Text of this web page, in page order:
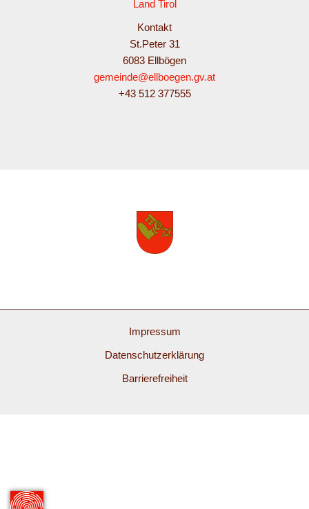
Land Tirol
Kontakt
St.Peter 31
6083 Ellbögen
gemeinde@ellboegen.gv.at
+43 512 377555
Impressum
Datenschutzerklärung
Barrierefreiheit